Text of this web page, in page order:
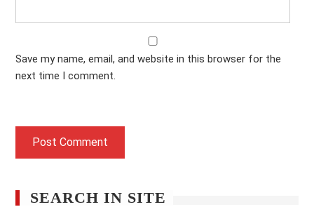
Save my name, email, and website in this browser for the
next time I comment.
SEARCH IN SITE